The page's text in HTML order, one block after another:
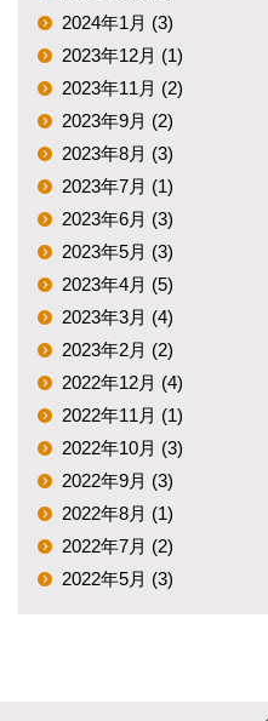
2024年1月 (3)
2023年12月 (1)
2023年11月 (2)
2023年9月 (2)
2023年8月 (3)
2023年7月 (1)
2023年6月 (3)
2023年5月 (3)
2023年4月 (5)
2023年3月 (4)
2023年2月 (2)
2022年12月 (4)
2022年11月 (1)
2022年10月 (3)
2022年9月 (3)
2022年8月 (1)
2022年7月 (2)
2022年5月 (3)